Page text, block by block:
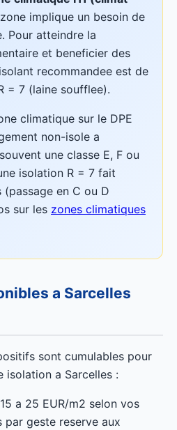
implique un besoin de
Pour atteindre la
et beneficier des
recommandee est de
= 7 (laine soufflee).
climatique sur le DPE
non-isole a
une classe E, F ou
isolation R = 7 fait
(passage en C ou D
sur les zones climatiques
a Sarcelles
sont cumulables pour
isolation a Sarcelles :
a 25 EUR/m2 selon vos
par geste reserve aux